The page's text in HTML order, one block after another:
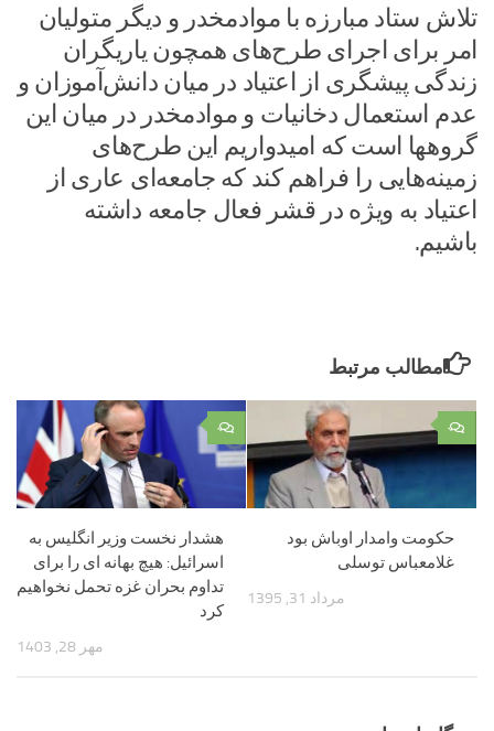
تلاش ستاد مبارزه با موادمخدر و دیگر متولیان
امر برای اجرای طرح‌های همچون یاریگران
زندگی پیشگری از اعتیاد در میان دانش‌آموزان و
عدم استعمال دخانیات و موادمخدر در میان این
گروهها است که امیدواریم این طرح‌های
زمینه‌هایی را فراهم کند که جامعه‌ای عاری از
اعتیاد به ویژه در قشر فعال جامعه داشته
باشیم.
مطالب مرتبط
۰
هشدار نخست وزیر انگلیس به
اسرائیل: هیچ بهانه ای را برای
تداوم بحران غزه تحمل نخواهیم
کرد
مهر 28, 1403
۰
حکومت وامدار اوباش بود
غلامعباس توسلی
مرداد 31, 1395